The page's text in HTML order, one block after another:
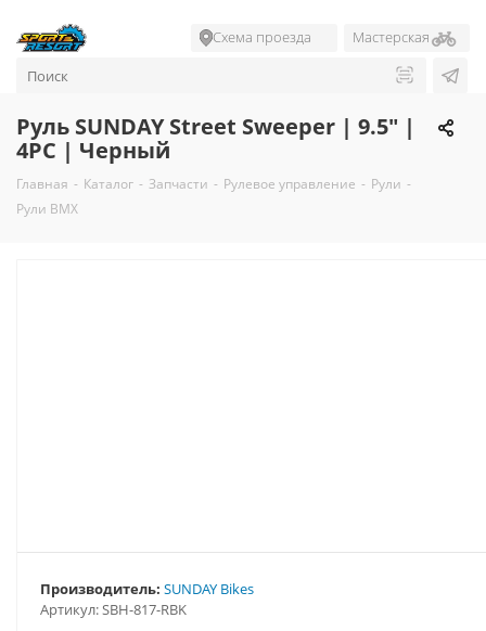
Схема проезда Мастерская
Руль SUNDAY Street Sweeper | 9.5" |
4PC | Черный
Главная - Каталог - Запчасти - Рулевое управление - Рули -
Рули BMX
Артикул:SBH-817-RBK
Производитель: SUNDAY Bikes